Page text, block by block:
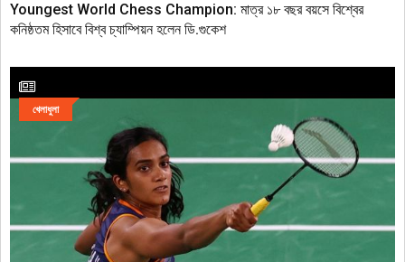
Youngest World Chess Champion: মাত্র ১৮ বছর বয়সে বিশ্বের
কনিষ্ঠতম হিসাবে বিশ্ব চ্যাম্পিয়ন হলেন ডি.গুকেশ
খেলাধুলা